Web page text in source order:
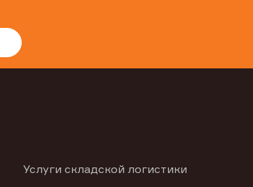
Услуги складской логистики